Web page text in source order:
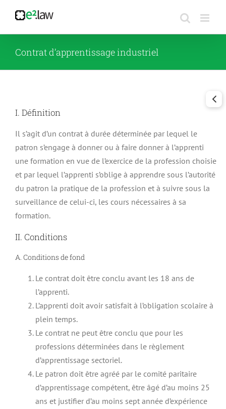
contenu
Contrat d’apprentissage industriel
I. Définition
Il s’agit d’un contrat à durée déterminée par lequel le
patron s’engage à donner ou à faire donner à l’apprenti
une formation en vue de l’exercice de la profession choisie
et par lequel l’apprenti s’oblige à apprendre sous l’autorité
du patron la pratique de la profession et à suivre sous la
surveillance de celui-ci, les cours nécessaires à sa
formation.
II. Conditions
A. Conditions de fond
Le contrat doit être conclu avant les 18 ans de
l’apprenti.
L’apprenti doit avoir satisfait à l’obligation scolaire à
plein temps.
Le contrat ne peut être conclu que pour les
professions déterminées dans le règlement
d’apprentissage sectoriel.
Le patron doit être agréé par le comité paritaire
d’apprentissage compétent, être âgé d’au moins 25
ans et justifier d’au moins sept année d’expérience